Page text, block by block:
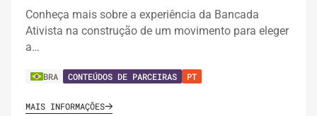
Conheça mais sobre a experiência da Bancada
Ativista na construção de um movimento para eleger
a…
BRA CONTEÚDOS DE PARCEIRAS PT
MAIS INFORMAÇÕES